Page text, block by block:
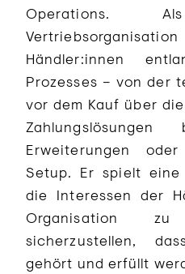
Händler:innen
Prozesses – von der
vor dem Kauf über
Erweiterungen
Setup. Er spielt eine
die Interessen der
Organisation
sicherzustellen,
gehört und erfüllt